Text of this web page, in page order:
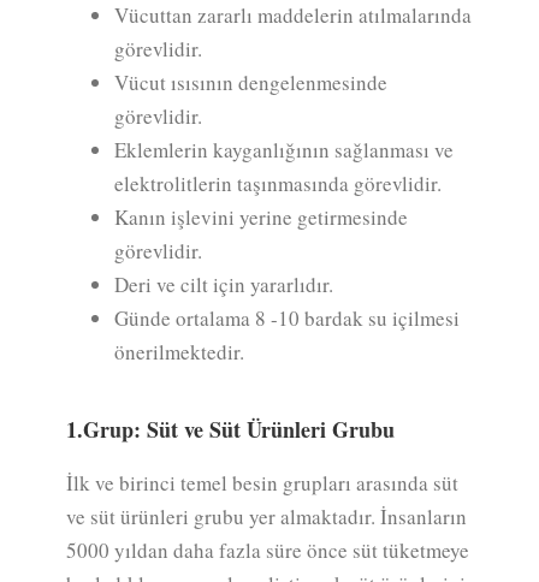
Vücuttan zararlı maddelerin atılmalarında
görevlidir.
Vücut ısısının dengelenmesinde
görevlidir.
Eklemlerin kayganlığının sağlanması ve
elektrolitlerin taşınmasında görevlidir.
Kanın işlevini yerine getirmesinde
görevlidir.
Deri ve cilt için yararlıdır.
Günde ortalama 8 -10 bardak su içilmesi
önerilmektedir.
1.Grup: Süt ve Süt Ürünleri Grubu
İlk ve birinci temel besin grupları arasında süt
ve süt ürünleri grubu yer almaktadır. İnsanların
5000 yıldan daha fazla süre önce süt tüketmeye